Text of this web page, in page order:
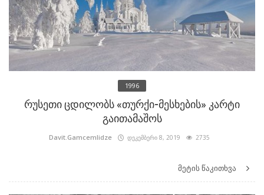
1996
რუსეთი ცდილობს «თურქი-მესხების» კარტი
გაითამაშოს
Davit.Gamcemlidze დეკემბერი 8, 2019 2735
მეტის წაკითხვა